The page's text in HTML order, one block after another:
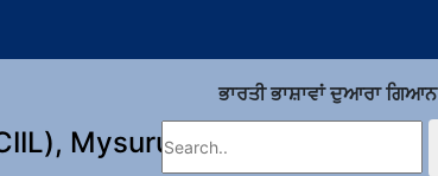
Mysuru
ਭਾਰਤੀ ਭਾਸ਼ਾਵਾਂ ਦੁਆਰਾ ਗਿਆਨ